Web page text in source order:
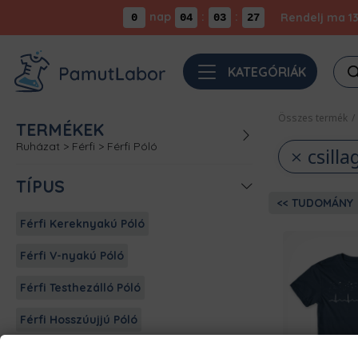
0 nap 04 : 03 : 26 Rendelj ma
KATEGÓRIÁK
TERMÉKEK
Ruházat > Férfi > Férfi Póló
TÍPUS
Férfi Kereknyakú Póló
Férfi V-nyakú Póló
Férfi Testhezálló Póló
Férfi Hosszúujjú Póló
Összes termék /
TUDOMÁNY